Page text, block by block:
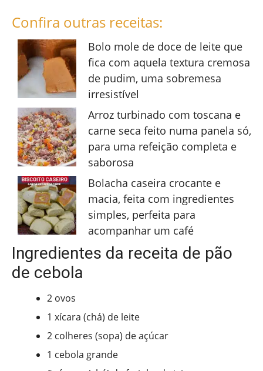
Confira outras receitas:
Bolo mole de doce de leite que
fica com aquela textura cremosa
de pudim, uma sobremesa
irresistível
Arroz turbinado com toscana e
carne seca feito numa panela só,
para uma refeição completa e
saborosa
Bolacha caseira crocante e
macia, feita com ingredientes
simples, perfeita para
acompanhar um café
Ingredientes da receita de pão
de cebola
2 ovos
1 xícara (chá) de leite
2 colheres (sopa) de açúcar
1 cebola grande